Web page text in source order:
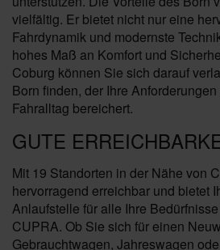
vielfältig. Er bietet nicht nur eine
Fahrdynamik und modernste
hohes Maß an Komfort und
Coburg können Sie sich darauf
Born finden, der Ihre
Fahralltag bereichert.
GUTE
Mit 19 Standorten in der Nähe von
hervorragend erreichbar und bietet
Anlaufstelle für alle Ihre
CUPRA. Ob Sie sich für einen
Gebrauchtwagen, Jahreswagen